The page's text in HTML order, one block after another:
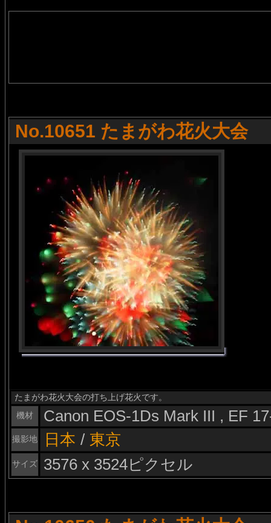
No.10651 たまがわ花火大会
たまがわ花火大会の打ち上げ花火です。
機材
Canon EOS-1Ds Mark III , EF
撮影地 日本 / 東京
サイズ 3576 x 3524ピクセル